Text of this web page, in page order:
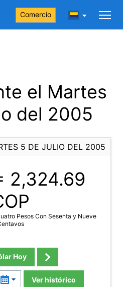
Comercio
el Martes
del 2005
5 DE JULIO DEL 2005
2,324.69
Pesos Con Sesenta y Nueve
Hoy
Ver histórico